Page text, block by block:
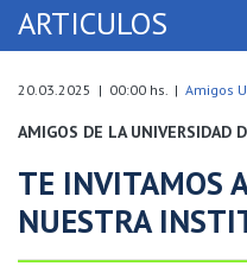
ARTICULOS
20.03.2025 | 00:00 hs. | Amigos
AMIGOS DE LA UNIVERSIDAD
TE INVITAMOS
NUESTRA